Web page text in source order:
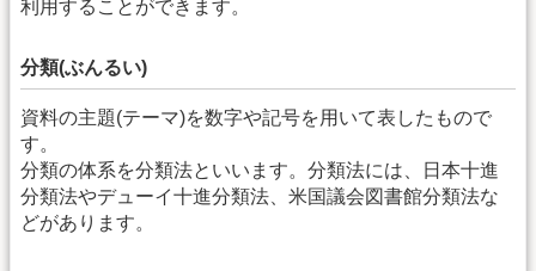
利用することができます。
分類(ぶんるい)
資料の主題(テーマ)を数字や記号を用いて表したもので
す。
分類の体系を分類法といいます。分類法には、日本十進
分類法やデューイ十進分類法、米国議会図書館分類法な
どがあります。